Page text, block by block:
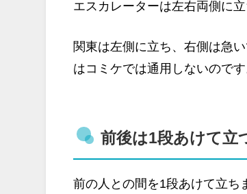
エスカレーターは左右両側に
関東は左側に立ち、右側は急
はコミケでは通用しないのです
前後は1段あけて立
前の人との間を1段あけて立ち